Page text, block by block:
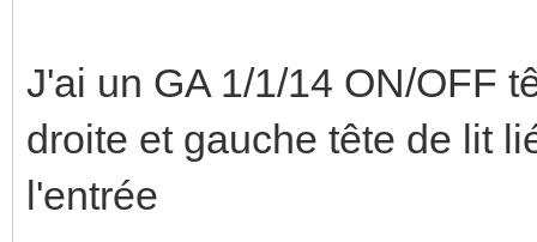
J'ai un GA 1/1/14 ON/OFF
droite et gauche tête de lit
l'entrée